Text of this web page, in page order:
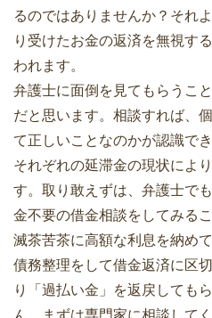
るのではありませんか？それ
り受けたお金の返済を無視す
われます。
弁護士に面倒を見てもらうこ
だと思います。相談すれば、
て正しいことなのかが認識で
それぞれの延滞金の現状によ
す。取り敢えずは、弁護士で
金不要の借金相談をしてみる
滅茶苦茶に高額な利息を納め
債務整理をして借金返済に区
り「過払い金」を返戻しても